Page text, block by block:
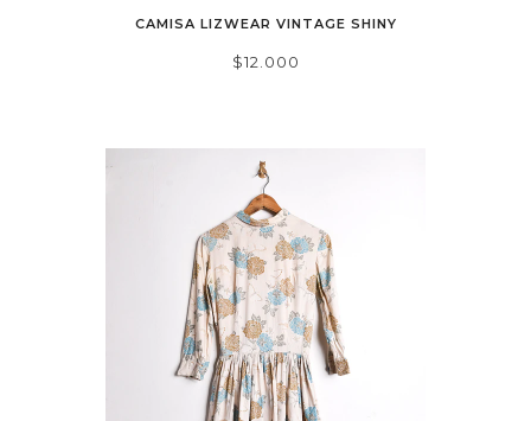
CAMISA LIZWEAR VINTAGE SHINY
$12.000